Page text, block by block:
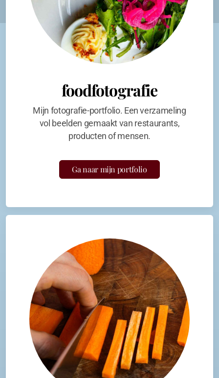
foodfotografie
Mijn fotografie-portfolio. Een verzameling
vol beelden gemaakt van restaurants,
producten of mensen.
Ga naar mijn portfolio